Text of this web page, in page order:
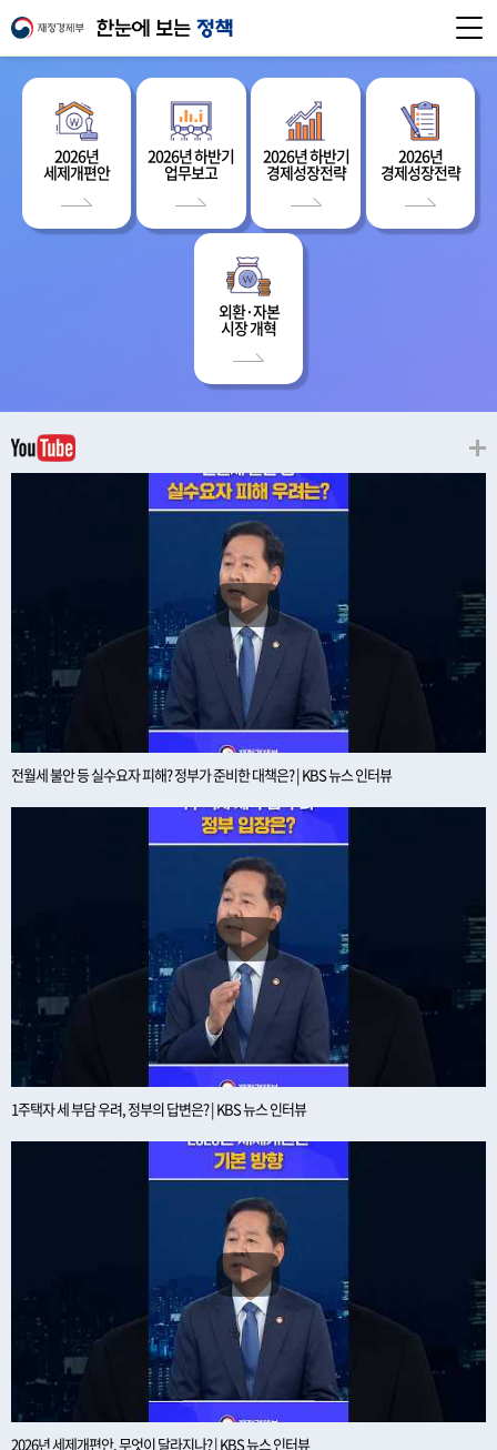
2026년
세제개편안
2026년 하반기
업무보고
2026년 하반기
경제성장전략
2026년
경제성장전략
외환·자본
시장 개혁
전월세 불안 등 실수요자 피해? 정부가 준비한 대책은? | KBS 뉴스 인터뷰
1주택자 세 부담 우려, 정부의 답변은? | KBS 뉴스 인터뷰
2026년 세제개편안, 무엇이 달라지나? | KBS 뉴스 인터뷰